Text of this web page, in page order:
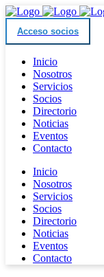
Acceso socios
Inicio
Nosotros
Servicios
Socios
Directorio
Noticias
Eventos
Contacto
Inicio
Nosotros
Servicios
Socios
Directorio
Noticias
Eventos
Contacto